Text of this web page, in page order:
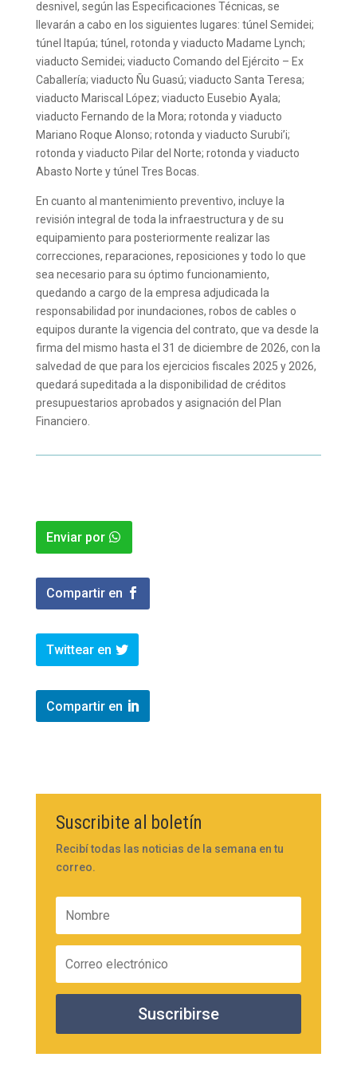
desnivel, según las Especificaciones Técnicas, se
llevarán a cabo en los siguientes lugares: túnel Semidei;
túnel Itapúa; túnel, rotonda y viaducto Madame Lynch;
viaducto Semidei; viaducto Comando del Ejército – Ex
Caballería; viaducto Ñu Guasú; viaducto Santa Teresa;
viaducto Mariscal López; viaducto Eusebio Ayala;
viaducto Fernando de la Mora; rotonda y viaducto
Mariano Roque Alonso; rotonda y viaducto Surubi’i;
rotonda y viaducto Pilar del Norte; rotonda y viaducto
Abasto Norte y túnel Tres Bocas.
En cuanto al mantenimiento preventivo, incluye la
revisión integral de toda la infraestructura y de su
equipamiento para posteriormente realizar las
correcciones, reparaciones, reposiciones y todo lo que
sea necesario para su óptimo funcionamiento,
quedando a cargo de la empresa adjudicada la
responsabilidad por inundaciones, robos de cables o
equipos durante la vigencia del contrato, que va desde la
firma del mismo hasta el 31 de diciembre de 2026, con la
salvedad de que para los ejercicios fiscales 2025 y 2026,
quedará supeditada a la disponibilidad de créditos
presupuestarios aprobados y asignación del Plan
Financiero.
Enviar por
Compartir en
Twittear en
Compartir en
Suscribite al boletín
Recibí todas las noticias de la semana en tu
correo.
Suscribirse